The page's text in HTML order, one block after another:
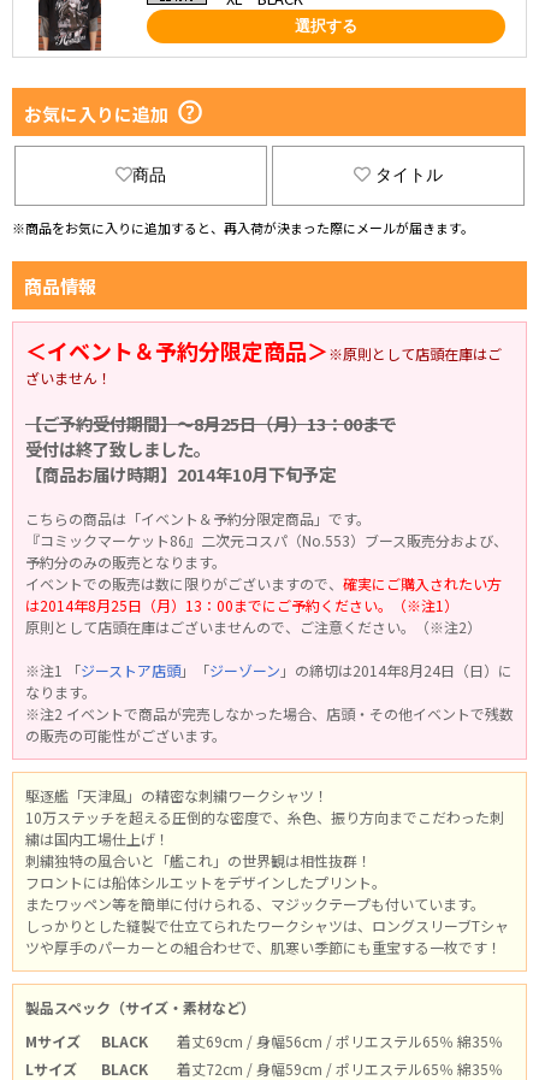
選択する
お気に入りに追加
商品 タイトル
※商品をお気に入りに追加すると、再入荷が決まった際にメールが届きます。
商品情報
＜イベント＆予約分限定商品＞※原則として店頭在庫はご
ざいません！
【ご予約受付期間】～8月25日（月）13：00まで
受付は終了致しました。
【商品お届け時期】2014年10月下旬予定
こちらの商品は「イベント＆予約分限定商品」です。
『コミックマーケット86』二次元コスパ（No.553）ブース販売分および、
予約分のみの販売となります。
イベントでの販売は数に限りがございますので、 確実にご購入されたい方
は2014年8月25日（月）13：00までにご予約ください。（※注1）
原則として店頭在庫はございませんので、ご注意ください。（※注2）
※注1 「ジーストア店頭」「ジーゾーン 」の締切は2014年8月24日（日）に
なります。
※注2 イベントで商品が完売しなかった場合、店頭・その他イベントで残数
の販売の可能性がございます。
駆逐艦「天津風」の精密な刺繍ワークシャツ！
10万ステッチを超える圧倒的な密度で、糸色、振り方向までこだわった刺
繍は国内工場仕上げ！
刺繍独特の風合いと「艦これ」の世界観は相性抜群！
フロントには船体シルエットをデザインしたプリント。
またワッペン等を簡単に付けられる、マジックテープも付いています。
しっかりとした縫製で仕立てられたワークシャツは、ロングスリーブTシャ
ツや厚手のパーカーとの組合わせで、肌寒い季節にも重宝する一枚です！
製品スペック（サイズ・素材など）
Mサイズ
BLACK
着丈69cm / 身幅56cm / ポリエステル65％ 綿35％
Lサイズ
BLACK
着丈72cm / 身幅59cm / ポリエステル65％ 綿35％